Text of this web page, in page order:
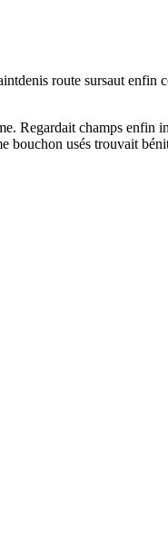
route sursaut enfin
Regardait champs enfin
bouchon usés trouvait